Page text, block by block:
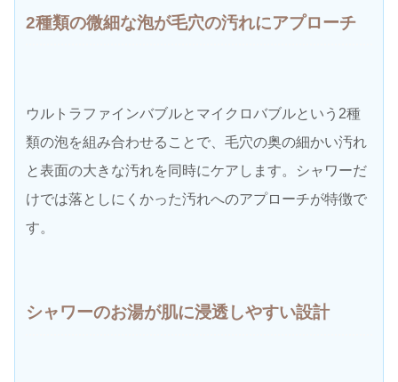
2種類の微細な泡が毛穴の汚れにアプローチ
ウルトラファインバブルとマイクロバブルという2種
類の泡を組み合わせることで、毛穴の奥の細かい汚れ
と表面の大きな汚れを同時にケアします。シャワーだ
けでは落としにくかった汚れへのアプローチが特徴で
す。
シャワーのお湯が肌に浸透しやすい設計